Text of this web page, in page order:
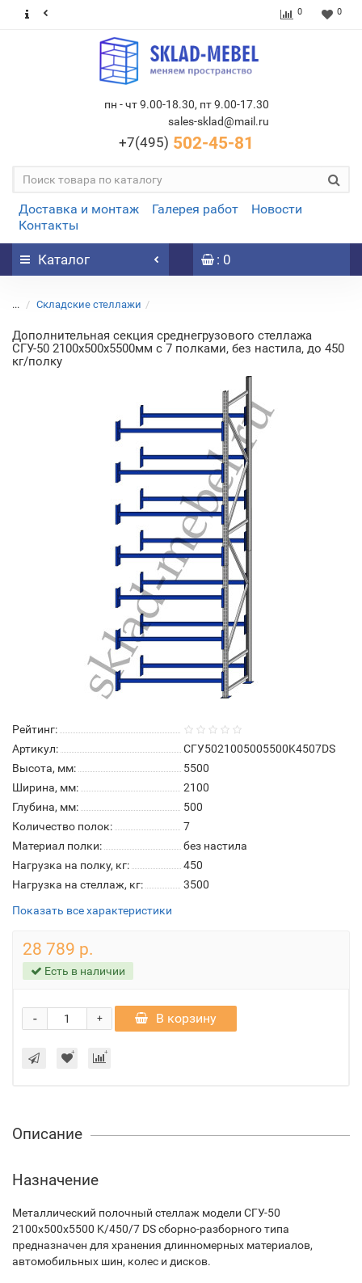
0 0
пн - чт 9.00-18.30, пт 9.00-17.30
sales-sklad@mail.ru
+7(495) 502-45-81
Доставка и монтаж Галерея работ
Новости
Контакты
Каталог : 0
... Складские стеллажи
Дополнительная секция среднегрузового стеллажа
СГУ-50 2100х500х5500мм с 7 полками, без настила, до 450
кг/полку
Рейтинг:
Артикул:
СГУ5021005005500K4507DS
Высота, мм:
5500
Ширина, мм:
2100
Глубина, мм:
500
Количество полок:
7
Материал полки:
без настила
Нагрузка на полку, кг:
450
Нагрузка на стеллаж, кг:
3500
Показать все характеристики
28 789 р.
Есть в наличии
+
- В корзину
Описание
Назначение
Металлический полочный стеллаж модели СГУ-50
2100х500х5500 K/450/7 DS сборно-разборного типа
предназначен для хранения длинномерных материалов,
автомобильных шин, колес и дисков.